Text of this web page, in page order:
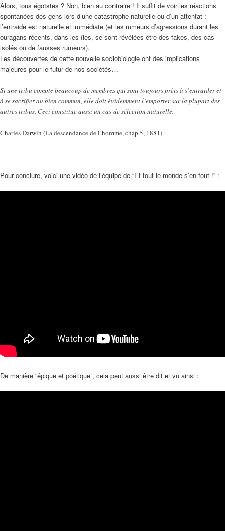
Alors, tous égoïstes ? Non, bien au contraire ! Il suffit de voir les réactions
spontanées des gens lors d’une catastrophe naturelle ou d’un attentat :
l’entraide est naturelle et immédiate (et les rumeurs d’agressions durant les
ouragans récents, dans les îles, se sont révélées être des fakes, des cas
isolés ou de fausses rumeurs).
Les découvertes de cette nouvelle sociobiologie ont des implications
majeures pour le futur de nos sociétés…
Si une tribu compte beaucoup de membres qui sont toujours prêts à s’entraider et
à se sacrifier au bien commun, elle doit évidemment l’emporter sur la plupart des
autres tribus. Ceci constitue aussi un cas de sélection naturelle.
Charles Darwin (La descendance de l’homme, chap.5, 1881)
Pour conclure, voici une vidéo de l’équipe de “Et tout le monde s’en fout !” :
De manière “épique et poétique”, cela peut aussi être dit et vu ainsi :